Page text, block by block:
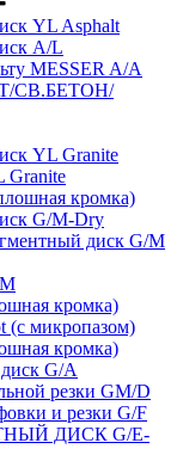
YL Asphalt
A/L
MESSER A/A
СВ.БЕТОН/
YL Granite
Granite
кромка)
G/M-Dry
диск G/M
кромка)
(с микропазом)
кромка)
G/A
резки GM/D
и резки G/F
ДИСК G/E-